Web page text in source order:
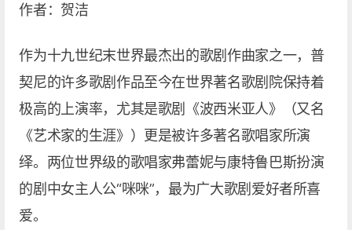
作者：贺洁
作为十九世纪末世界最杰出的歌剧作曲家之一，普
契尼的许多歌剧作品至今在世界著名歌剧院保持着
极高的上演率，尤其是歌剧《波西米亚人》（又名
《艺术家的生涯》）更是被许多著名歌唱家所演
绎。两位世界级的歌唱家弗蕾妮与康特鲁巴斯扮演
的剧中女主人公“咪咪”，最为广大歌剧爱好者所喜
爱。